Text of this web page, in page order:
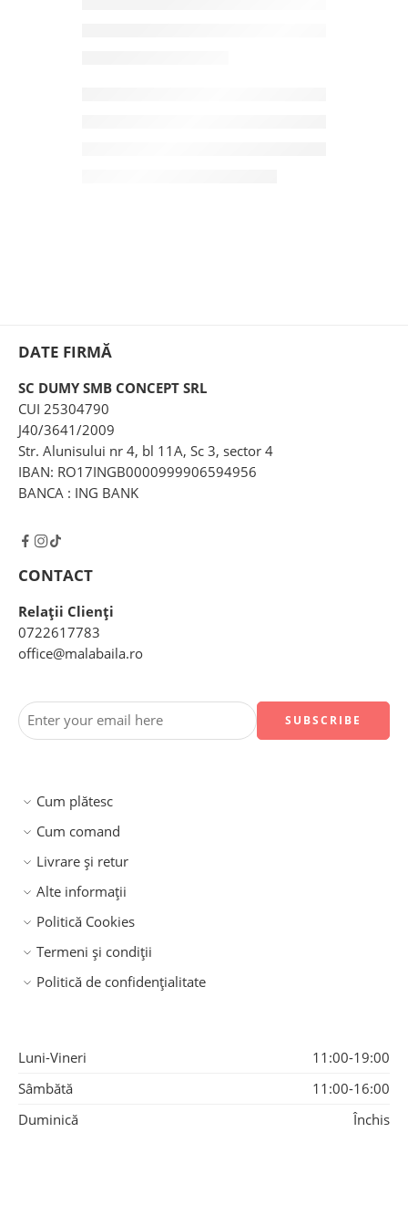
DATE FIRMĂ
SC DUMY SMB CONCEPT SRL
CUI 25304790
J40/3641/2009
Str. Alunisului nr 4, bl 11A, Sc 3, sector 4
IBAN: RO17INGB0000999906594956
BANCA : ING BANK
CONTACT
Relații Clienți
0722617783
office@malabaila.ro
Cum plătesc
Cum comand
Livrare și retur
Alte informații
Politică Cookies
Termeni și condiții
Politică de confidențialitate
Luni-Vineri
11:00-19:00
Sâmbătă
11:00-16:00
Duminică
Închis